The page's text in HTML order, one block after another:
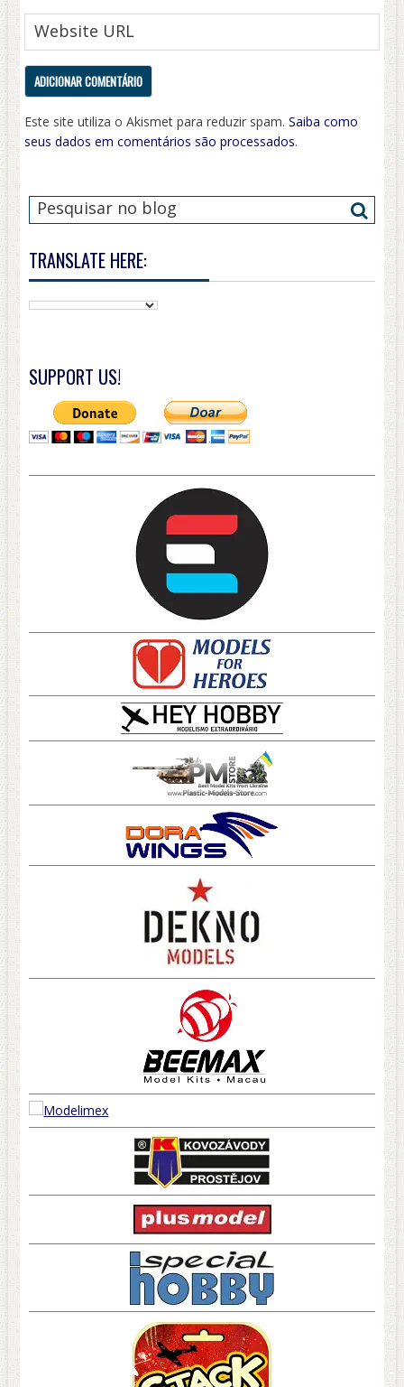
Este site utiliza o Akismet para reduzir spam.Saiba como
seus dados em comentários são processados.
TRANSLATE HERE:
SUPPORT US!